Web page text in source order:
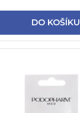
DO KOŠÍKU